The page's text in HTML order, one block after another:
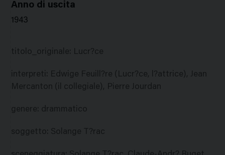
Anno di uscita
1943
titolo_originale: Lucr?ce
interpreti: Edwige Feuill?re (Lucr?ce, l?attrice), Jean
Mercanton (il collegiale), Pierre Jourdan
genere: drammatico
soggetto: Solange T?rac